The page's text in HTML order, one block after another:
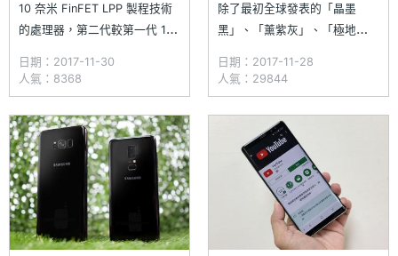
10 奈米 FinFET LPP 製程技術
的處理器，第二代較第一代 10
處理器整體功耗相較上一代機種
性能提高約 10%，功耗降低
15%。憑藉著第一代 LPE 技
術，大幅縮短開發到生產的運轉
時間，且擁有更高的良率。率先
採用第二代
日期：2017-11-30
人氣：8368
除了最初全球發表的「晶墨
黑」、「薰紫灰」、「極地
外，後續又推出「瑰蜜粉」款
式。三星今日（11/28）宣布
SAMSUNG Galaxy S8 全新的
「勃艮第紅（Burgundy
Red）」在韓國首發上市，「勃
艮第紅」為秋冬時
日期：2017-11-28
人氣：29844